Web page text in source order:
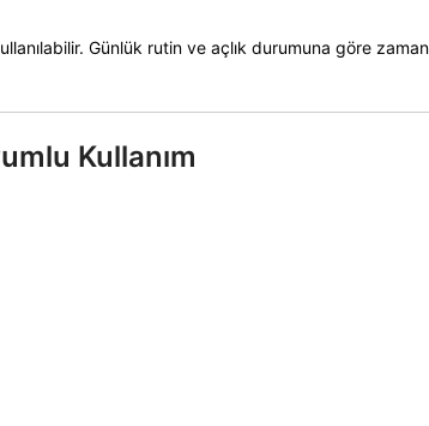
Günlük rutin ve açlık durumuna göre
Kullanım